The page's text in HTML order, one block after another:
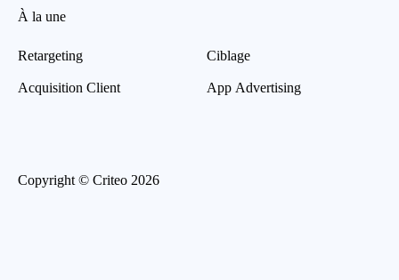
À la une
Retargeting
Acquisition Client
Ciblage
App Advertising
Copyright © Criteo 2026